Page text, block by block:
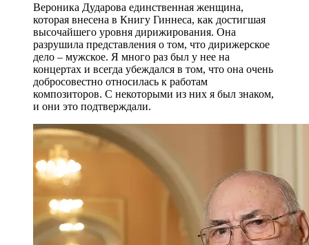
Вероника Дударова единственная женщина,
которая внесена в Книгу Гиннеса, как достигшая
высочайшего уровня дирижирования. Она
разрушила представления о том, что дирижерское
дело – мужское. Я много раз был у нее на
концертах и всегда убеждался в том, что она очень
добросовестно относилась к работам
композиторов. С некоторыми из них я был знаком,
и они это подтверждали.